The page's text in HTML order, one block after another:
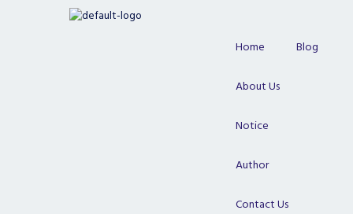
Home Blog
About Us
Notice
Author
Contact Us